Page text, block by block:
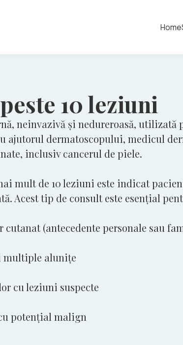
Home
10 leziuni
neinvazivă și nedureroasă,
ajutorul dermatoscopului, medicul
inclusiv cancerul de piele.
mult de 10 leziuni este indicat
Acest tip de consult este esențial
cutanat (antecedente personale sau
multiple alunițe
cu leziuni suspecte
potențial malign